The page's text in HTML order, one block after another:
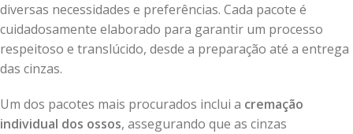
diversas necessidades e preferências. Cada pacote é
cuidadosamente elaborado para garantir um processo
respeitoso e translúcido, desde a preparação até a entrega
das cinzas.
Um dos pacotes mais procurados inclui a cremação
individual dos ossos, assegurando que as cinzas